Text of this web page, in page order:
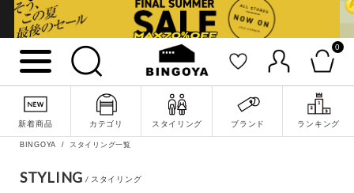
0
新着商品 カテゴリ スタイリング ブランド ランキング
詳細検索
BINGOYA スタイリング一覧
STYLING